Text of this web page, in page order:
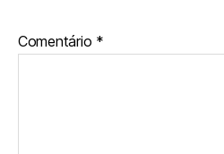
Comentário *